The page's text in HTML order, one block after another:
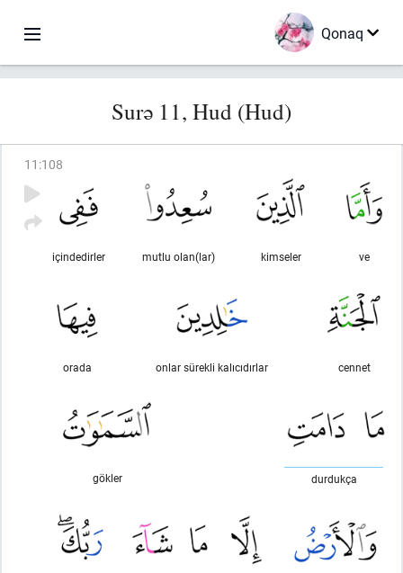
Qonaq
Surə 11, Hud (Hud)
11 :108
ve
kimseler
mutlu olan(lar)
içindedirler
cennet
onlar sürekli kalıcıdırlar
orada
durdukça
gökler